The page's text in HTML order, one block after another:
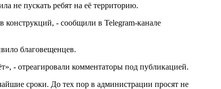
не пускать ребят на её территорию.
конструкций, - сообщили в Telegram-канале
благовещенцев.
- отреагировали комментаторы под публикацией.
сроки. До тех пор в администрации просят не